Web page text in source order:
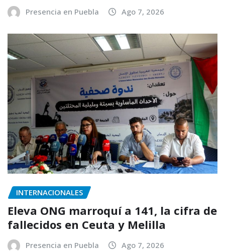
Presencia en Puebla Ago 7, 2026
INTERNACIONALES
Eleva ONG marroquí a 141, la cifra de
fallecidos en Ceuta y Melilla
Presencia en Puebla Ago 7, 2026